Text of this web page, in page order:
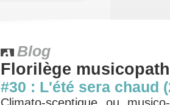
Blog
Florilège
#30 : L'été sera chaud